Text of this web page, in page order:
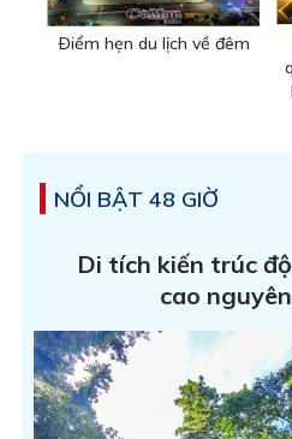
Ðiểm hẹn du lịch về đêm
NỔI BẬT 48 GIỜ
Di tích kiến trúc
cao